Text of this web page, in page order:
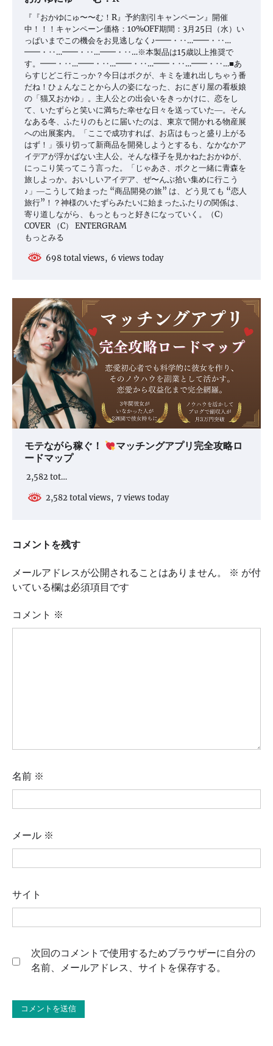
『『おかゆにゅ〜〜む！R』予約割引キャンペーン』開催
中！！！キャンペーン価格：10%OFF期間：3月25日（水）い
っぱいまでこの機会をお見逃しなく♪━━・‥…━━・‥…
━━・‥…━━・‥…━━・‥…※本製品は15歳以上推奨で
す。━━・‥…━━・‥…━━・‥…━━・‥…━━・‥…■あ
らすじどこ行こっか？今日はボクが、キミを連れ出しちゃう番
だね！ひょんなことから人の姿になった、おにぎり屋の看板娘
の「猫又おかゆ」。主人公との出会いをきっかけに、恋をし
て、いたずらと笑いに満ちた幸せな日々を送っていた―。そん
なある冬、ふたりのもとに届いたのは、東京で開かれる物産展
への出展案内。「ここで成功すれば、お店はもっと盛り上がる
はず！」張り切って新商品を開発しようとするも、なかなかア
イデアが浮かばない主人公。そんな様子を見かねたおかゆが、
にっこり笑ってこう言った。「じゃあさ、ボクと一緒に青森を
旅しよっか。おいしいアイデア、ぜ〜んぶ拾い集めに行こう
♪」―こうして始まった “商品開発の旅” は、どう見ても “恋人
旅行”！？神様のいたずらみたいに始まったふたりの関係は、
寄り道しながら、もっともっと好きになっていく。（C）
COVER （C） ENTERGRAM
もっとみる
698 total views, 6 views today
モテながら稼ぐ！ マッチングアプリ完全攻略ロ
ードマップ
2,582 tot…
2,582 total views, 7 views today
コメントを残す
メールアドレスが公開されることはありません。 ※ が付
いている欄は必須項目です
コメント ※
名前 ※
メール ※
サイト
次回のコメントで使用するためブラウザーに自分の
名前、メールアドレス、サイトを保存する。